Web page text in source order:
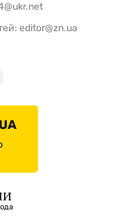
editor@zn.ua